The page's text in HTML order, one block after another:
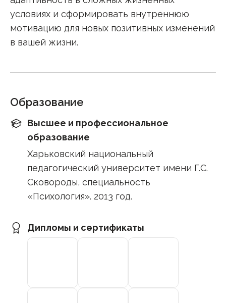
условиях и сформировать внутреннюю
мотивацию для новых позитивных изменений
в вашей жизни.
Образование
Высшее и профессиональное
образование
Харьковский национальный
педагогический университет имени Г.С.
Сковороды, специальность
«Психология». 2013 год.
Дипломы и сертификаты